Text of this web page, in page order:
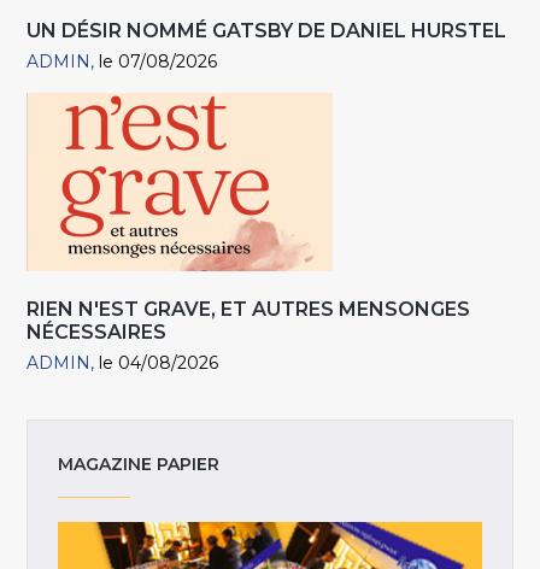
UN DÉSIR NOMMÉ GATSBY DE DANIEL HURSTEL
ADMIN le 07/08/2026
RIEN N'EST GRAVE, ET AUTRES MENSONGES
NÉCESSAIRES
ADMIN le 04/08/2026
MAGAZINE PAPIER